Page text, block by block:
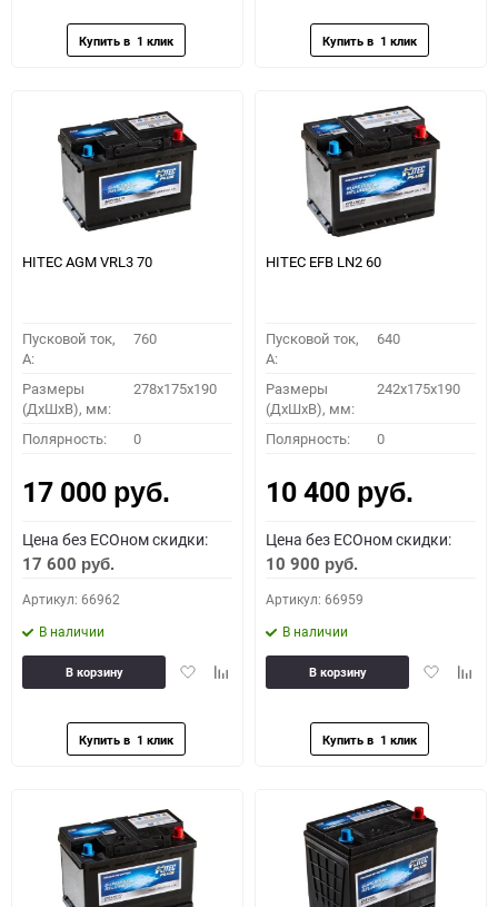
HITEC AGM VRL3 70
Пусковой ток,
A:
760
Размеры
(ДхШхВ), мм:
278x175x190
Полярность: 0
17 000 руб.
Цена без ECOном скидки:
17 600 руб.
Артикул: 66962
В наличии
ДобавитьДобавить
В корзину
HITEC EFB LN2 60
Пусковой ток,
A:
640
Размеры
(ДхШхВ), мм:
242x175x190
Полярность: 0
10 400 руб.
Цена без ECOном скидки:
10 900 руб.
Артикул: 66959
В наличии
Добавить
В корзину